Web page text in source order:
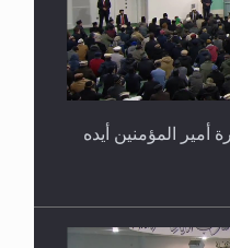
أمير المؤمنين أيده